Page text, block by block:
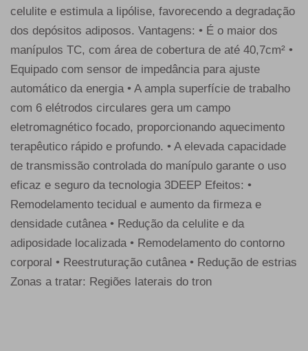
celulite e estimula a lipólise, favorecendo a degradação
dos depósitos adiposos. Vantagens: • É o maior dos
manípulos TC, com área de cobertura de até 40,7cm² •
Equipado com sensor de impedância para ajuste
automático da energia • A ampla superfície de trabalho
com 6 elétrodos circulares gera um campo
eletromagnético focado, proporcionando aquecimento
terapêutico rápido e profundo. • A elevada capacidade
de transmissão controlada do manípulo garante o uso
eficaz e seguro da tecnologia 3DEEP Efeitos: •
Remodelamento tecidual e aumento da firmeza e
densidade cutânea • Redução da celulite e da
adiposidade localizada • Remodelamento do contorno
corporal • Reestruturação cutânea • Redução de estrias
Zonas a tratar: Regiões laterais do tron